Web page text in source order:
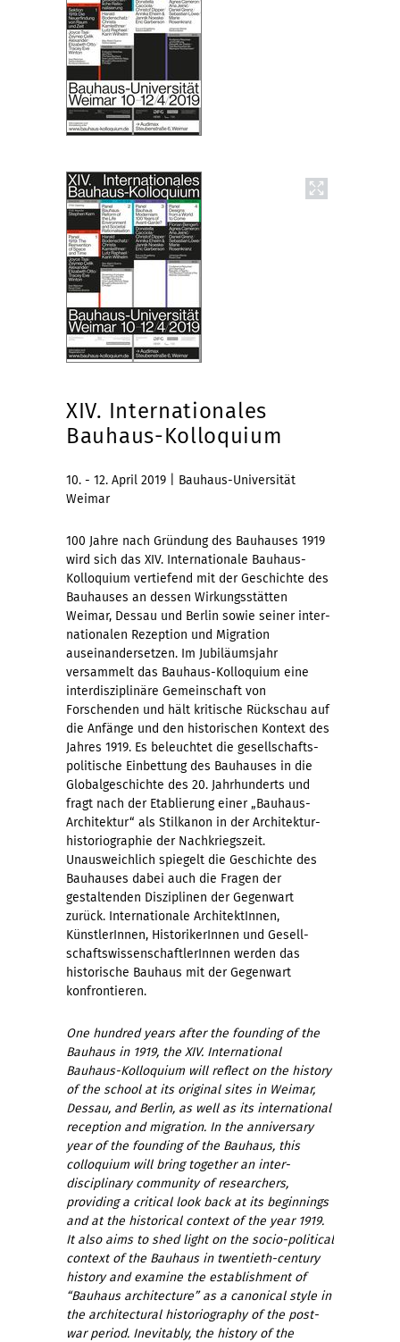
XIV. Internationales
Bauhaus-Kolloquium
10. - 12. April 2019 | Bauhaus-Universität
Weimar
100 Jahre nach Gründung des Bauhauses 1919
wird sich das XIV. Inter­nationale Bauhaus-
Kolloquium vertiefend mit der Geschichte des
Bauhauses an dessen Wirkungs­stätten
Weimar, Dessau und Berlin sowie seiner inter­
nationalen Rezeption und Migration
auseinandersetzen. Im Jubiläums­jahr
versammelt das Bauhaus-Kolloquium eine
inter­disziplinäre Gemein­schaft von
Forschenden und hält kritische Rück­schau auf
die Anfänge und den historischen Kontext des
Jahres 1919. Es beleuchtet die gesell­schafts­
politische Einbettung des Bauhauses in die
Global­geschichte des 20. Jahrhunderts und
fragt nach der Etablierung einer „Bauhaus-
Architektur“ als Stil­kanon in der Architektur­
historiographie der Nachkriegs­zeit.
Unausweichlich spiegelt die Geschichte des
Bauhauses dabei auch die Fragen der
gestaltenden Disziplinen der Gegen­wart
zurück. Inter­nationale Architekt­Innen,
Künstler­Innen, Historiker­Innen und Gesell­
schafts­wissenschaftler­Innen werden das
historische Bauhaus mit der Gegen­wart
konfrontieren.
One hundred years after the founding of the
Bauhaus in 1919, the XIV. Inter­national
Bauhaus-Kolloquium will reflect on the history
of the school at its original sites in Weimar,
Dessau, and Berlin, as well as its inter­national
reception and migration. In the anniversary
year of the founding of the Bauhaus, this
colloquium will bring together an inter­
disciplinary community of researchers,
providing a critical look back at its beginnings
and at the historical context of the year 1919.
It also aims to shed light on the socio-political
context of the Bauhaus in twentieth-century
history and examine the establishment of
“Bauhaus architecture” as a canonical style in
the archi­tectural historio­graphy of the post-
war period. Inevitably, the history of the